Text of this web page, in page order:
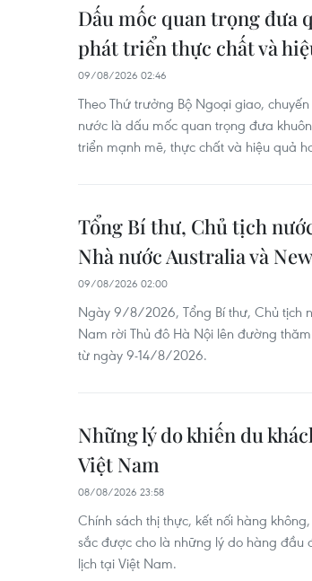
Dấu mốc quan trọng đưa
phát triển thực chất và
09/08/2026 02:46
Theo Thứ trưởng Bộ Ngoại giao,
nước là dấu mốc quan trọng đưa
triển mạnh mẽ, thực chất và hiệu quả
Tổng Bí thư, Chủ tịch
Nhà nước Australia và
09/08/2026 02:00
Ngày 9/8/2026, Tổng Bí thư, Chủ tịch
Nam rời Thủ đô Hà Nội lên đường
từ ngày 9-14/8/2026.
Những lý do khiến du
Việt Nam
08/08/2026 23:58
Chính sách thị thực, kết nối hàng
sắc được cho là những lý do hàng đầu
lịch tại Việt Nam.